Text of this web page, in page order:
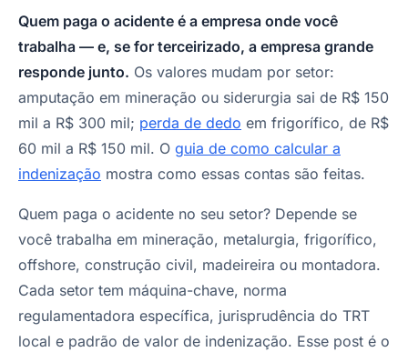
Quem paga o acidente é a empresa onde você
trabalha — e, se for terceirizado, a empresa grande
responde junto. Os valores mudam por setor:
amputação em mineração ou siderurgia sai de R$ 150
mil a R$ 300 mil; perda de dedo em frigorífico, de R$
60 mil a R$ 150 mil. O guia de como calcular a
indenização mostra como essas contas são feitas.
Quem paga o acidente no seu setor? Depende se
você trabalha em mineração, metalurgia, frigorífico,
offshore, construção civil, madeireira ou montadora.
Cada setor tem máquina-chave, norma
regulamentadora específica, jurisprudência do TRT
local e padrão de valor de indenização. Esse post é o